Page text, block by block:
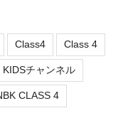
Class4 Class 4
KIDSチャンネル
CLASS 4